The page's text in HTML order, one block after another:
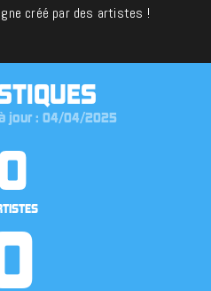
créé par des artistes !
jour : 04/04/2025
0